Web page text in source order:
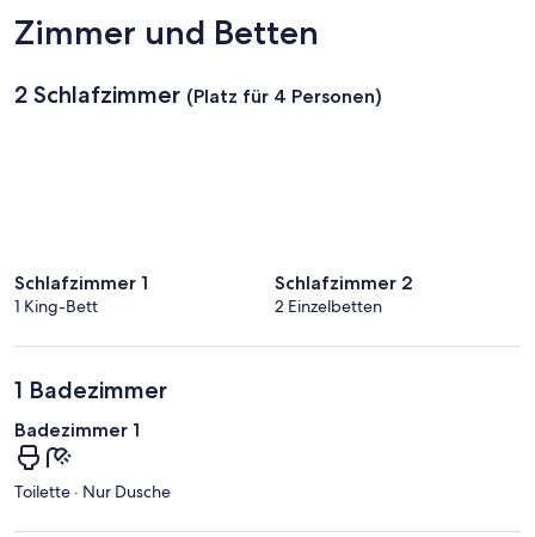
Zimmer und Betten
2 Schlafzimmer (Platz für 4 Personen)
Schlafzimmer 1
1 King-Bett
Schlafzimmer 2
2 Einzelbetten
1 Badezimmer
Badezimmer 1
Toilette · Nur Dusche